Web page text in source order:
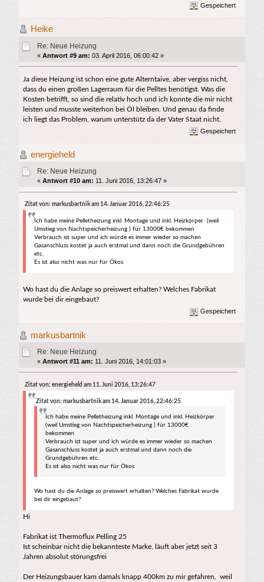
Gespeichert
Heike
Re: Neue Heizung
« Antwort #9 am: 03. April 2016, 06:00:42 »
Ja diese Heizung ist schon eine gute Alterntaive, aber vergiss nicht,
dass du einen großen Lagerraum für die Pelltes benötigst. Was die
Kosten betrifft, so sind die relativ hoch und ich konnte die mir nicht
leisten und musste weiterhon bei Öl bleiben. Und genau da finde
ich liegt das Problem, warum unterstütz da der Vater Staat nicht.
Gespeichert
energieheld
Re: Neue Heizung
« Antwort #10 am: 11. Juni 2016, 13:26:47 »
Zitat von: markusbartnik am 14. Januar 2016, 22:46:25
Ich habe meine Pelletheizung inkl. Montage und inkl. Heizkörper (weil
Umstieg von Nachtspeicherheizung ) für 13000€ bekommen
Verbrauch ist super und ich würde es immer wieder so machen
Gasanschluss kostet ja auch erstmal und dann noch die Grundgebühren
etc.
Es ist also nicht was nur für Ökos
Wo hast du die Anlage so preiswert erhalten? Welches Fabrikat
wurde bei dir eingebaut?
Gespeichert
markusbartnik
Re: Neue Heizung
« Antwort #11 am: 11. Juni 2016, 14:01:03 »
Zitat von: energieheld am 11. Juni 2016, 13:26:47
Zitat von: markusbartnik am 14. Januar 2016, 22:46:25
Ich habe meine Pelletheizung inkl. Montage und inkl. Heizkörper
(weil Umstieg von Nachtspeicherheizung ) für 13000€
bekommen
Verbrauch ist super und ich würde es immer wieder so machen
Gasanschluss kostet ja auch erstmal und dann noch die
Grundgebühren etc.
Es ist also nicht was nur für Ökos
Wo hast du die Anlage so preiswert erhalten? Welches Fabrikat wurde
bei dir eingebaut?
Hi
Fabrikat ist Thermoflux Pelling 25
Ist scheinbar nicht die bekannteste Marke, läuft aber jetzt seit 3
Jahren absolut störungsfrei
Der Heizungsbauer kam damals knapp 400km zu mir gefahren, weil